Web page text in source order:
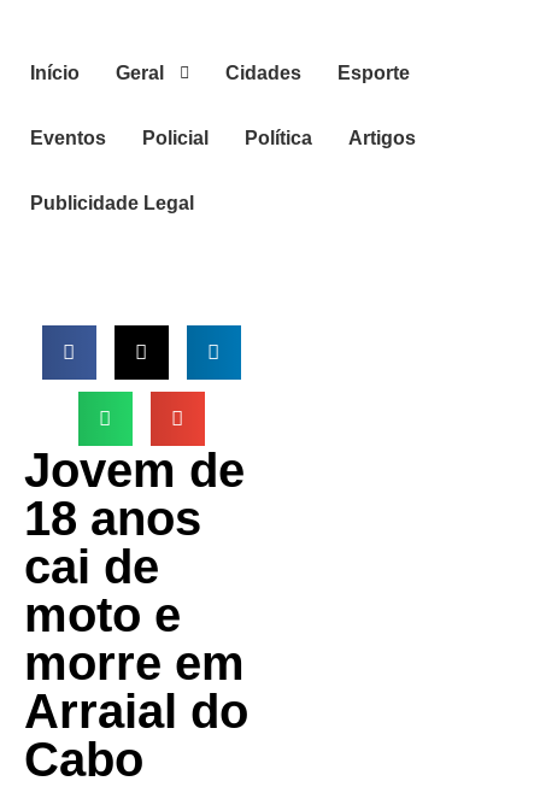
Início Geral Cidades Esporte
Eventos Policial Política Artigos
Publicidade Legal
Jovem de
18 anos
cai de
moto e
morre em
Arraial do
Cabo